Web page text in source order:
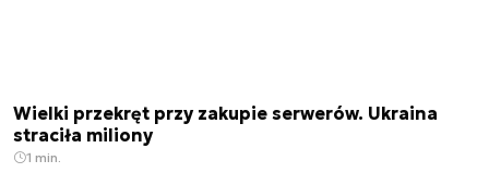
Wielki przekręt przy zakupie serwerów. Ukraina
straciła miliony
1 min.